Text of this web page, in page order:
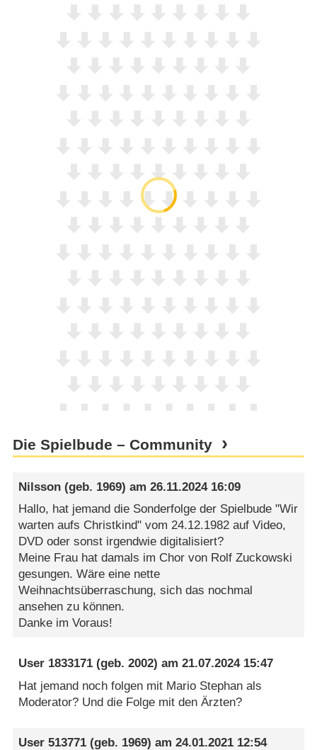
Die Spielbude – Community
Nilsson (geb. 1969) am26.11.2024 16:09
Hallo, hat jemand die Sonderfolge der Spielbude "Wir
warten aufs Christkind" vom 24.12.1982 auf Video,
DVD oder sonst irgendwie digitalisiert?
Meine Frau hat damals im Chor von Rolf Zuckowski
gesungen. Wäre eine nette
Weihnachtsüberraschung, sich das nochmal
ansehen zu können.
Danke im Voraus!
User 1833171 (geb. 2002) am21.07.2024 15:47
Hat jemand noch folgen mit Mario Stephan als
Moderator? Und die Folge mit den Ärzten?
User 513771 (geb. 1969) am24.01.2021 12:54